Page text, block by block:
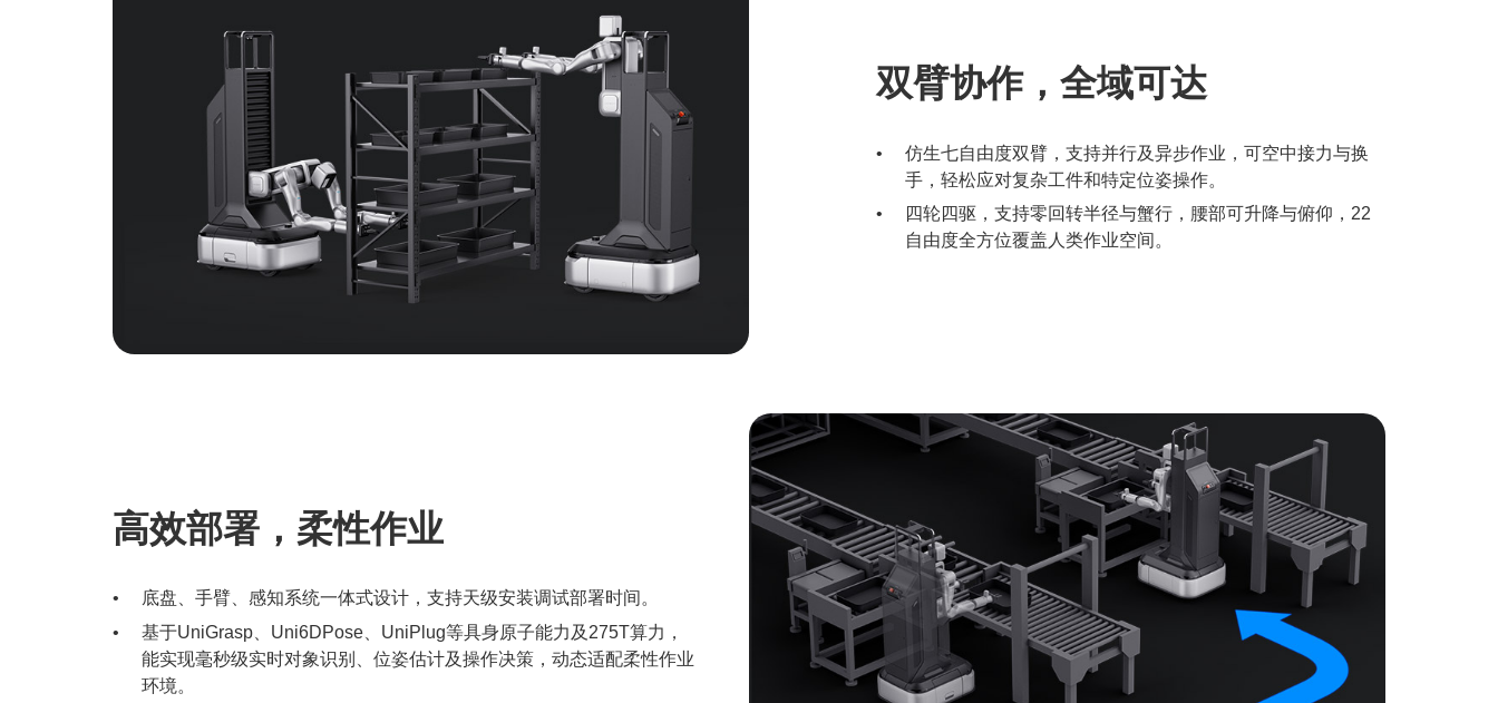
双臂协作，全域可达
仿生七自由度双臂，支持并行及异步作业，可空中接力与换
手，轻松应对复杂工件和特定位姿操作。
四轮四驱，支持零回转半径与蟹行，腰部可升降与俯仰，22
自由度全方位覆盖人类作业空间。
高效部署，柔性作业
底盘、手臂、感知系统一体式设计，支持天级安装调试部署时间。
基于UniGrasp、Uni6DPose、UniPlug等具身原子能力及275T算力，
能实现毫秒级实时对象识别、位姿估计及操作决策，动态适配柔性作业
环境。